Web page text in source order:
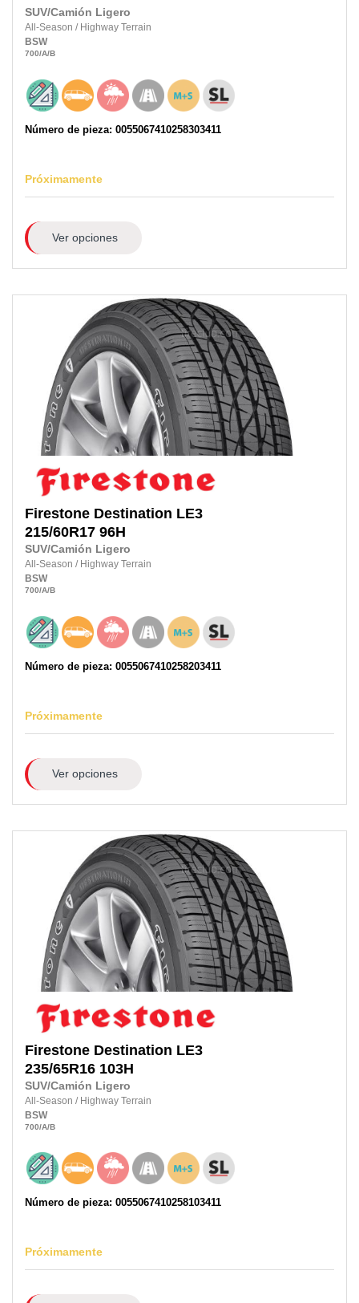
SUV/Camión Ligero
All-Season / Highway Terrain
BSW
700/A/B
Número de pieza: 0055067410258303411
Próximamente
Ver opciones
Firestone Destination LE3
215/60R17 96H
SUV/Camión Ligero
All-Season / Highway Terrain
BSW
700/A/B
Número de pieza: 0055067410258203411
Próximamente
Ver opciones
Firestone Destination LE3
235/65R16 103H
SUV/Camión Ligero
All-Season / Highway Terrain
BSW
700/A/B
Número de pieza: 0055067410258103411
Próximamente